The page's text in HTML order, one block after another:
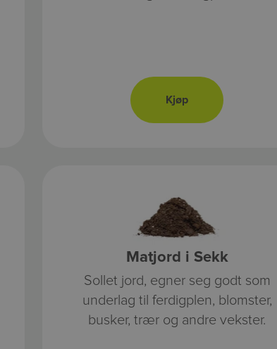
Matjord i Sekk
Sollet jord, egner seg godt som
underlag til ferdigplen, blomster,
busker, trær og andre vekster.